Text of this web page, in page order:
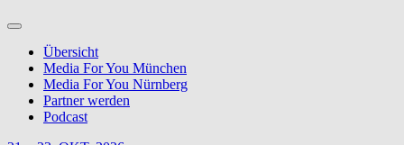
Übersicht
Media For You München
Media For You Nürnberg
Partner werden
Podcast